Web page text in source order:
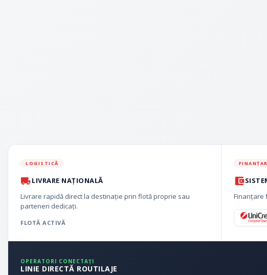
LOGISTICĂ
LIVRARE NAȚIONALĂ
Livrare rapidă direct la destinație prin flotă proprie sau
parteneri dedicați.
FLOTĂ ACTIVĂ
Finanțare
OPERATORI CONECTAȚI
LINIE DIRECTĂ ROUTILAJE